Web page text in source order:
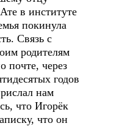
в институте
покинула
Связь с
родителям
почте, через
годов
нам
что Игорёк
что он